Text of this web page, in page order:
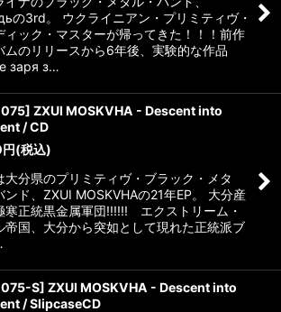
の3rd。 ウクライニアン・プリミティヴ・
ィック・マスターが帰ってきた！！！前作
ムのリリースから6年後、実験的な作品
заря з…
075] ZXUI MOSKVHA - Descent into
/ CD
円(税込)
大分県のプリミティヴ・ブラック・メタ
ンド、ZXUI MOSKVHAの21年EP。 大分産
寒正統黒金属軍団!!!!!! エクストリーム・
帝国、大分から突如として現れた正統派ブ
075-S] ZXUI MOSKVHA - Descent into
/ SlipcaseCD